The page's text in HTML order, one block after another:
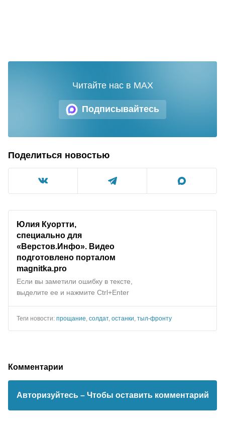
Подписывайтесь
Читайте нас в MAX
Поделиться новостью
Юлия Куортти,
специально для
«Верстов.Инфо». Видео
подготовлено порталом
magnitka.pro
Если вы заметили ошибку в тексте,
выделите ее и нажмите Ctrl+Enter
Теги новости: прощание солдат, останки тыл-фронту
Комментарии
Авторизуйтесь – Чтобы оставить комментарий